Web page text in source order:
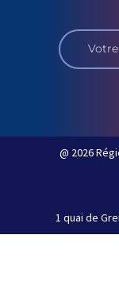
@ 2026
1 quai de